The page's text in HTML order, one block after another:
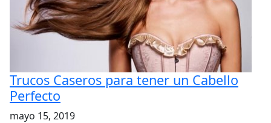
Trucos Caseros para tener un Cabello
Perfecto
mayo 15, 2019